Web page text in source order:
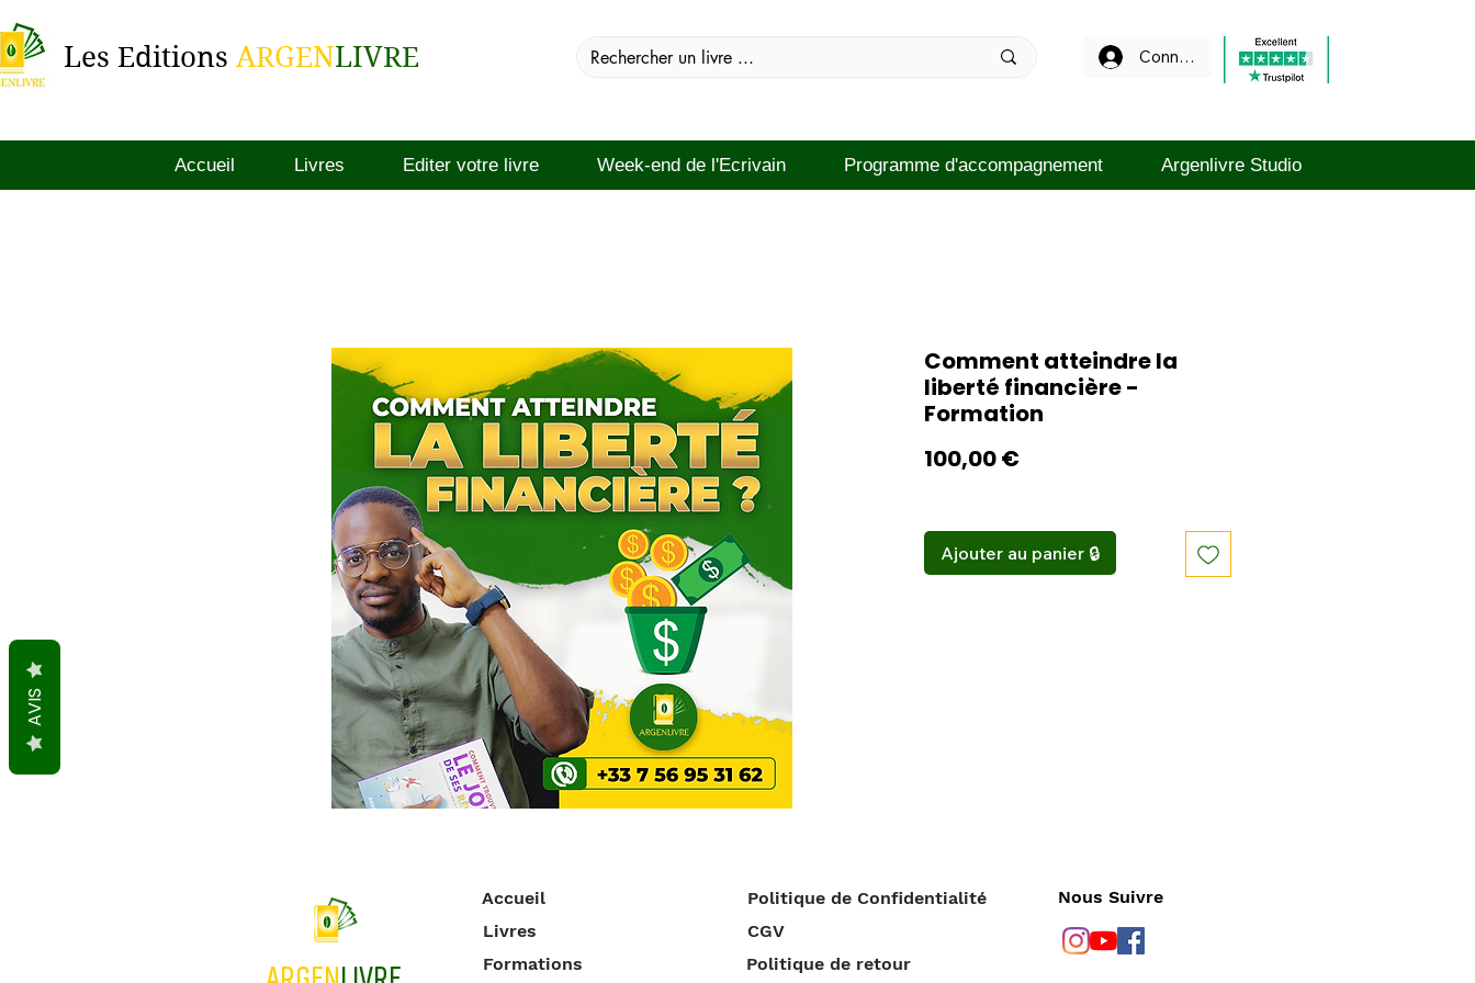
Les Editions ARGENLIVRE Connexion
Accueil Livres Editer votre livre Week-end de l'Ecrivain Programme d'accompagnement Argenlivre Studio
Comment atteindre la
liberté financière -
Formation
100,00 €Prix
Ajouter au panier 🔒
Accueil
Livres
Formations
Politique de Confidentialité
CGV
Politique de retour
Nous Suivre
AVIS